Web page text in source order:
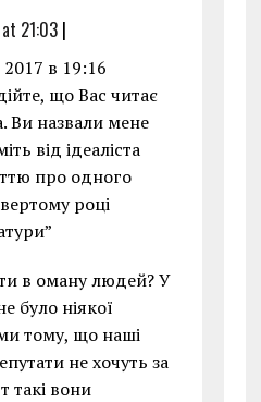
21:03|
в 19:16
що Вас читає
Ви назвали мене
від ідеаліста
про одного
році
в оману людей? У
було ніякої
тому, що наші
не хочуть за
такі вони